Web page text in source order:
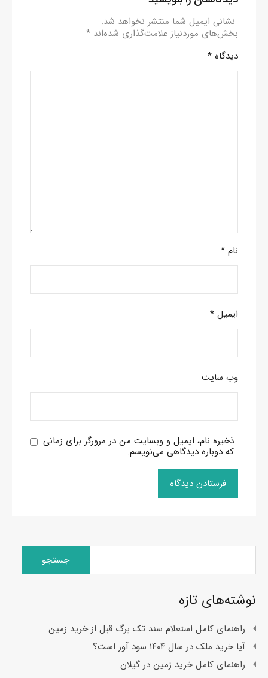
نشانی ایمیل شما منتشر نخواهد شد.
بخش‌های موردنیاز علامت‌گذاری شده‌اند *
دیدگاه *
نام *
ایمیل *
وب‌ سایت
ذخیره نام، ایمیل و وبسایت من در مرورگر برای زمانی
که دوباره دیدگاهی می‌نویسم.
جستجو
نوشته‌های تازه
راهنمای کامل استعلام سند تک برگ قبل از خرید زمین
آیا خرید ملک در سال ۱۴۰۴ سود آور است؟
راهنمای کامل خرید زمین در گیلان